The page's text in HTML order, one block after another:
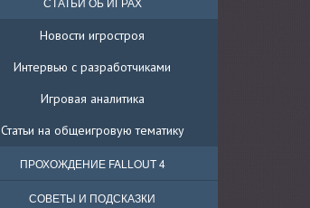
Новости игростроя
Интервью с разработчиками
Игровая аналитика
Статьи на общеигровую тематику
ПРОХОЖДЕНИЕ FALLOUT 4
СОВЕТЫ И ПОДСКАЗКИ